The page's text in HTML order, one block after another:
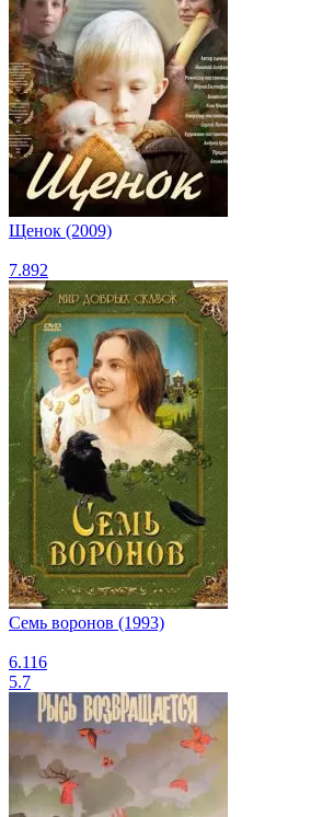
Щенок (2009)
7.892
Семь воронов (1993)
6.116
5.7